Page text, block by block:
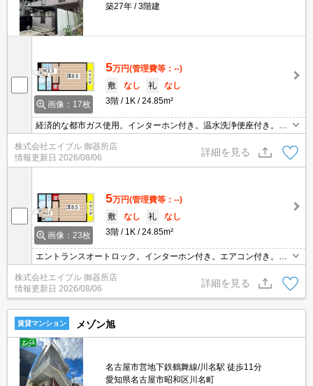
築27年
3階建
画像：17枚
5万円(管理費等：--)
敷
なし 礼
なし
3階
1K 24.85m²
経済的な都市ガス使用。インターホン付き。温水洗浄便座付き。ク
m。郵便局へ450m。スーパーへ480m。ファミリーレストランへ70
0m。
株式会社エイブル 御器所店
情報更新日 2026/08/06
詳細を見る
画像：23枚
5万円(管理費等：--)
敷
なし 礼
なし
3階
1K 24.85m²
エントランスオートロック。インターホン付き。エアコン付き。フ
m。スーパーマックスバリューへ600m。ファミリーレストランへ7
00m。
株式会社エイブル 御器所店
情報更新日 2026/08/06
詳細を見る
賃貸マンション メゾン旭
名古屋市営地下鉄鶴舞線/川名駅 徒歩11分
愛知県名古屋市昭和区川名町